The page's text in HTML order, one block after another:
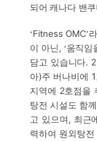
되어 캐나다 밴
‘Fitness OMC’
이 아닌, ‘움직임
담고 있습니다.
아)주 버나비에
지역에 2호점을
탕전 시설도 함
고 있으며, 최근
력하여 원외탕